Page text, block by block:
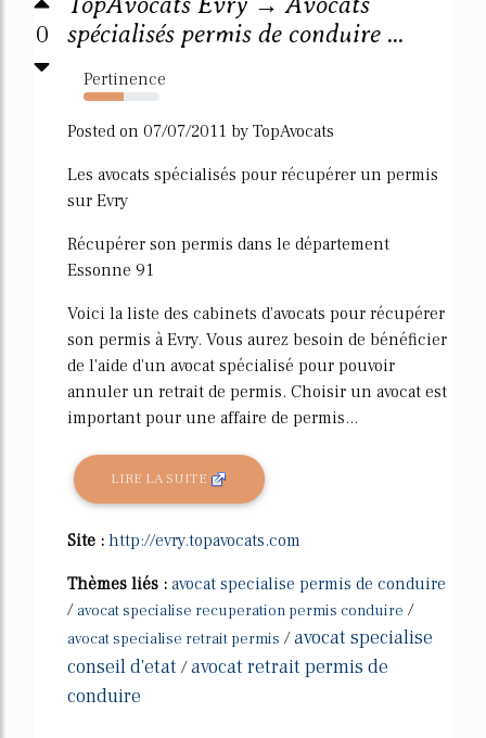
0
spécialisés permis de conduire ...
Pertinence
53%
Posted on 07/07/2011 by TopAvocats
Les avocats spécialisés pour récupérer un permis
sur Evry
Récupérer son permis dans le département
Essonne 91
Voici la liste des cabinets d'avocats pour récupérer
son permis à Evry. Vous aurez besoin de bénéficier
de l'aide d'un avocat spécialisé pour pouvoir
annuler un retrait de permis. Choisir un avocat est
important pour une affaire de permis...
LIRE LA SUITE
Site : http://evry.topavocats.com
Thèmes liés : avocat specialise permis de conduire
/ avocat specialise recuperation permis conduire /
avocat specialise retrait permis /avocat specialise
conseil d'etat /avocat retrait permis de
conduire